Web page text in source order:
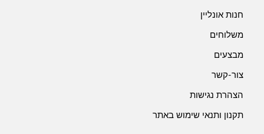
חנות אונליין
משלוחים
מבצעים
צור-קשר
הצהרת נגישות
תקנון ותנאי שימוש באתר